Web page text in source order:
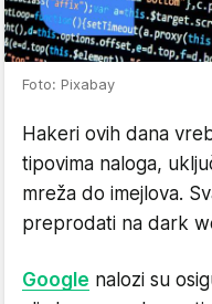
Foto: Pixabay
Hakeri ovih dana
tipovima naloga,
mreža do imejlova.
preprodati na dark
Google nalozi su